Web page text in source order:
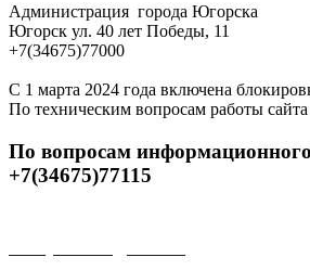
Администрация города Югорска
Югорск ул. 40 лет Победы, 11
+7(34675)77000
С 1 марта 2024 года включена
По техническим вопросам работы
По вопросам
+7(34675)77115